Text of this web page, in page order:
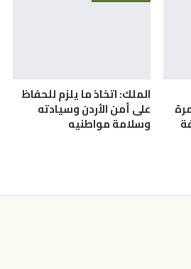
الملك: اتخاذ ما يلزم للحفاظ
على أمن الأردن وسيادته
وسلامة مواطنيه